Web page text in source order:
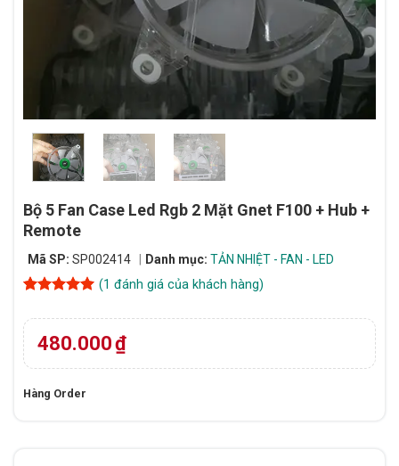
Bộ 5 Fan Case Led Rgb 2 Mặt Gnet F100 + Hub +
Remote
Mã SP: SP002414 Danh mục: TẢN NHIỆT - FAN - LED
dựa trên
đánh giá
(1 đánh giá của khách hàng)
480.000₫
Hàng Order